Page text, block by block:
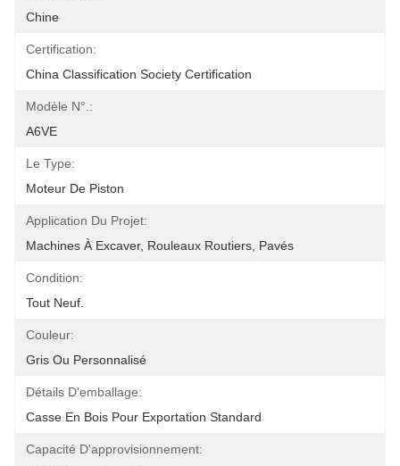
Chine
Certification:
China Classification Society Certification
Modèle N°.:
A6VE
Le Type:
Moteur De Piston
Application Du Projet:
Machines À Excaver, Rouleaux Routiers, Pavés
Condition:
Tout Neuf.
Couleur:
Gris Ou Personnalisé
Détails D'emballage:
Casse En Bois Pour Exportation Standard
Capacité D'approvisionnement: